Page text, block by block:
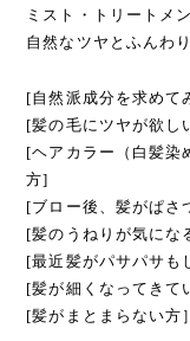
ミスト・トリートメン
自然なツヤとふんわ
[自然派成分を求めて
[髪の毛にツヤが欲し
[ヘアカラー（白髪染
方]
[ブロー後、髪がぱさ
[髪のうねりが気にな
[最近髪がパサパサも
[髪が細くなってきて
[髪がまとまらない方］